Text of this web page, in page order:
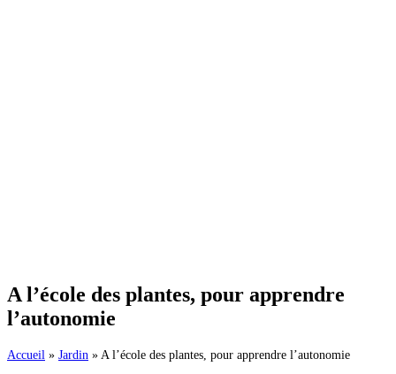
A l’école des plantes, pour apprendre
l’autonomie
Accueil » Jardin » A l’école des plantes, pour apprendre l’autonomie